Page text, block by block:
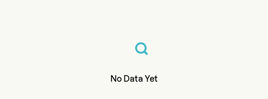
No Data Yet